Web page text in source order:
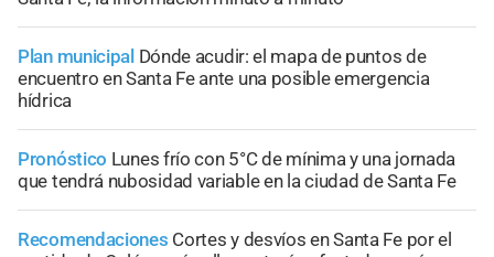
Plan municipal Dónde acudir: el mapa de puntos de
encuentro en Santa Fe ante una posible emergencia
hídrica
Pronóstico Lunes frío con 5°C de mínima y una jornada
que tendrá nubosidad variable en la ciudad de Santa Fe
Recomendaciones Cortes y desvíos en Santa Fe por el